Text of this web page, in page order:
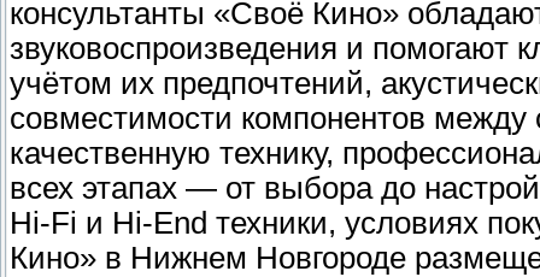
консультанты «Своё Кино»
звуковоспроизведения и помогают
учётом их предпочтений,
совместимости компонентов
качественную технику,
всех этапах — от выбора до
Hi-Fi и Hi-End техники, условиях
Кино» в Нижнем Новгороде